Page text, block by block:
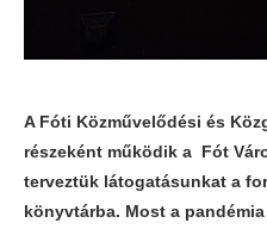
A Fóti Közművelődési és
részeként működik a Fót
terveztük látogatásunkat a
könyvtárba. Most a